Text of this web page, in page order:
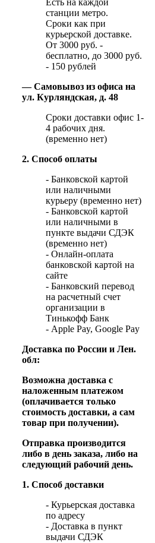
Есть на каждой
станции метро.
Сроки как при
курьерской доставке.
От 3000 руб. -
бесплатно, до 3000 руб.
- 150 рублей
— Самовывоз из офиса на
ул. Курляндская, д. 48
Сроки доставки офис 1-
4 рабочих дня.
(временно нет)
2. Способ оплаты
- Банковской картой
или наличными
курьеру (временно нет)
- Банковской картой
или наличными в
пункте выдачи СДЭК
(временно нет)
- Онлайн-оплата
банковской картой на
сайте
- Банковский перевод
на расчетный счет
организации в
Тинькофф Банк
- Apple Pay, Google Pay
Доставка по России и Лен.
обл:
Возможна доставка с
наложенным платежом
(оплачивается только
стоимость доставки, а сам
товар при получении).
Отправка производится
либо в день заказа, либо на
следующий рабочий день.
1. Способ доставки
- Курьерская доставка
по адресу
- Доставка в пункт
выдачи СДЭК